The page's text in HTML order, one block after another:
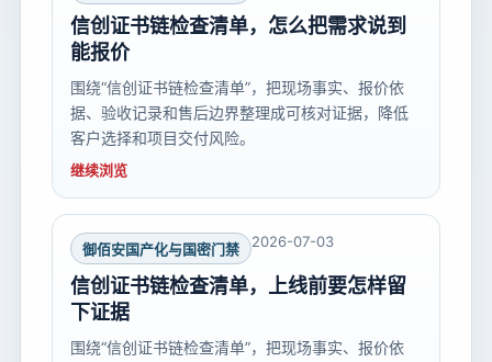
信创证书链检查清单，怎么把需求说到
能报价
围绕“信创证书链检查清单”，把现场事实、报价依
据、验收记录和售后边界整理成可核对证据，降低
客户选择和项目交付风险。
继续浏览
御佰安国产化与国密门禁 2026-07-03
信创证书链检查清单，上线前要怎样留
下证据
围绕“信创证书链检查清单”，把现场事实、报价依